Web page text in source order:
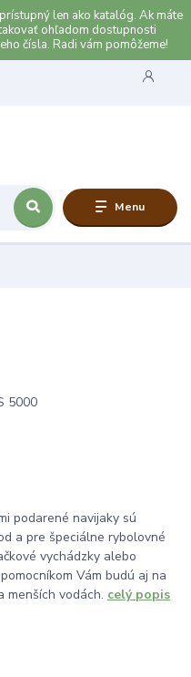
len ako katalóg. Ak máte
ohľadom dostupnosti
čísla. Radi vám pomôžeme!
Menu
podarené navijaky sú
a pre špeciálne rybolovné
vychádzky alebo
Vám budú aj na
menších vodách. celý popis